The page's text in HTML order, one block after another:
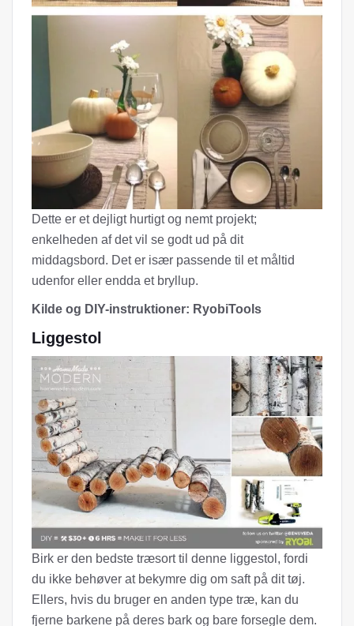
Dette er et dejligt hurtigt og nemt projekt;
enkelheden af ​​det vil se godt ud på dit
middagsbord. Det er især passende til et måltid
udenfor eller endda et bryllup.
Kilde og DIY-instruktioner: RyobiTools
Liggestol
Birk er den bedste træsort til denne liggestol, fordi
du ikke behøver at bekymre dig om saft på dit tøj.
Ellers, hvis du bruger en anden type træ, kan du
fjerne barkene på deres bark og bare forsegle dem.